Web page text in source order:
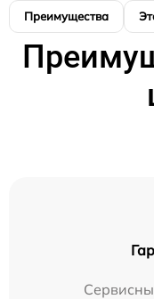
Преимущества